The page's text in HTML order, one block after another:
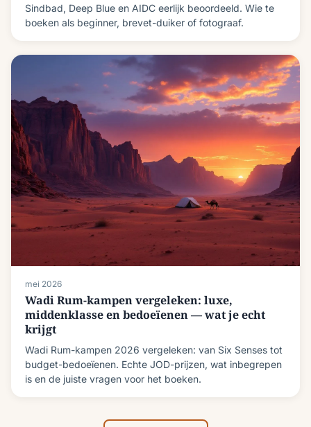
Sindbad, Deep Blue en AIDC eerlijk beoordeeld. Wie te
boeken als beginner, brevet-duiker of fotograaf.
mei 2026
Wadi Rum-kampen vergeleken: luxe,
middenklasse en bedoeïenen — wat je echt
krijgt
Wadi Rum-kampen 2026 vergeleken: van Six Senses tot
budget-bedoeïenen. Echte JOD-prijzen, wat inbegrepen
is en de juiste vragen voor het boeken.